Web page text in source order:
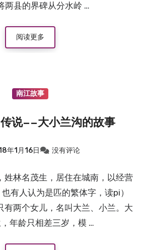
两县的界碑从分水岭 …
阅读更多
南江故事
说——大小兰沟的故事
年1月16日 没有评论
姓林名茂生，居住在城南，以经营
有人认为是匹的繁体字，读pi）
有两个女儿，名叫大兰、小兰。大
年龄只相差三岁，模 …